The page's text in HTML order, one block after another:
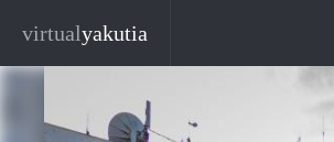
virtualyakutia